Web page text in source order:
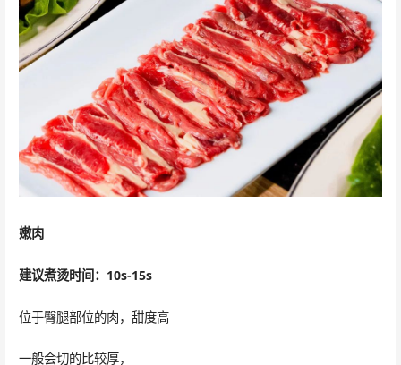
嫩肉
建议煮烫时间：10s-15s
位于臀腿部位的肉，甜度高
一般会切的比较厚，